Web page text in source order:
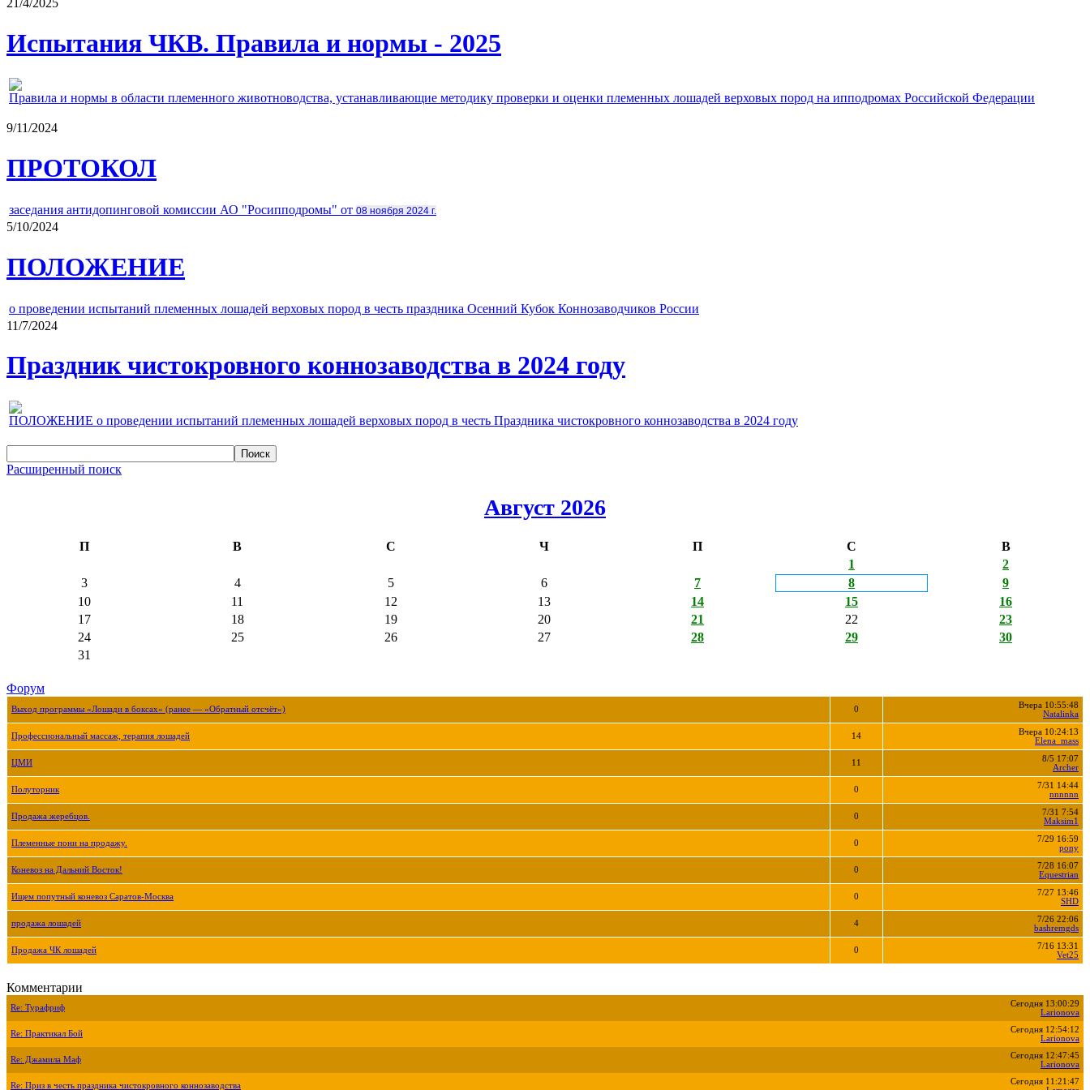
21/4/2025
Испытания ЧКВ. Правила и нормы - 2025
Правила и нормы в области племенного животноводства, устанавливающие методику проверки и оценки племенных лошадей верховых пород на ипподромах Российской Федерации
9/11/2024
ПРОТОКОЛ
заседания антидопинговой комиссии АО "Росипподромы" от 08 ноября 2024 г.
5/10/2024
ПОЛОЖЕНИЕ
о проведении испытаний племенных лошадей верховых пород в честь праздника Осенний Кубок Коннозаводчиков России
11/7/2024
Праздник чистокровного коннозаводства в 2024 году
ПОЛОЖЕНИЕ о проведении испытаний племенных лошадей верховых пород в честь Праздника чистокровного коннозаводства в 2024 году
Расширенный поиск
Август 2026
П В С Ч П С
В
1
2
3
4 5 6 7 8
9
10
11 12 13 14 15
16
17
18 19 20 21 22
23
24
25 26 27 28 29
30
31
Форум
Выход программы «Лошади в боксах» (ранее — «Обратный отсчёт») 0
Вчера 10:55:48
Natalinka
Профессиональный массаж, терапия лошадей 14
Вчера 10:24:13
Elena_mass
ЦМИ 11
8/5 17:07
Archer
Полуторник 0
7/31 14:44
nnnnnn
Продажа жеребцов. 0
7/31 7:54
Maksim1
Племенные пони на продажу. 0
7/29 16:59
pony
Коневоз на Дальний Восток! 0
7/28 16:07
Equestrian
Ищем попутный коневоз Саратов-Москва 0
7/27 13:46
SHD
продажа лошадей 4
7/26 22:06
bashremgds
Продажа ЧК лошадей 0
7/16 13:31
Vet25
Комментарии
Re: Турафриф
Сегодня 13:00:29
Larionova
Re: Практикал Бой
Сегодня 12:54:12
Larionova
Re: Джамила Маф
Сегодня 12:47:45
Larionova
Re: Приз в честь праздника чистокровного коннозаводства
Сегодня 11:21:47